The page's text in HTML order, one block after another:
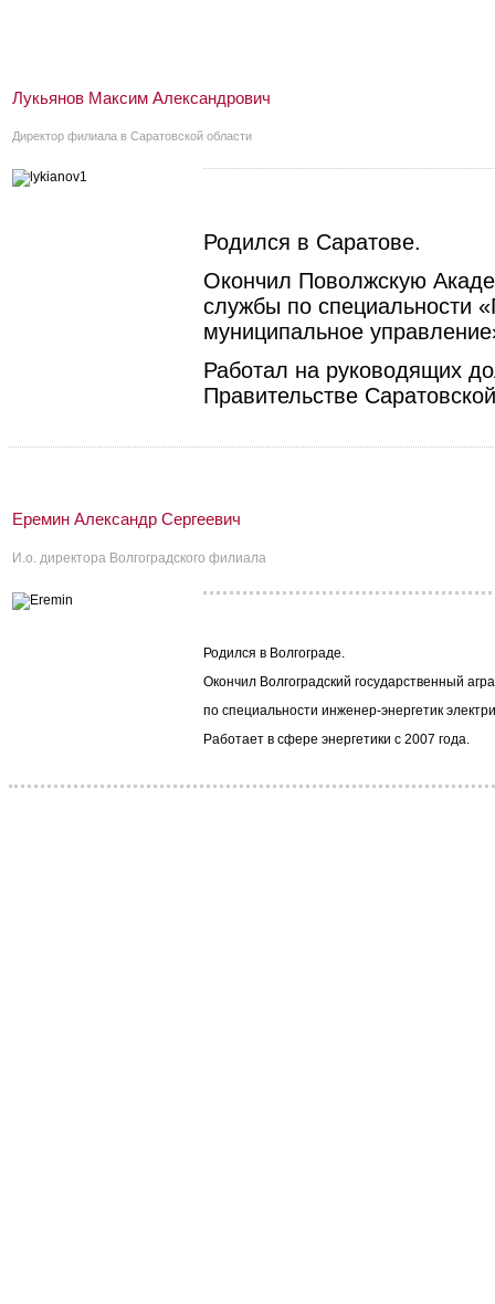
Лукьянов Максим Александрович
Директор филиала в Саратовской области
Родился в Саратове.
Окончил Поволжскую
службы по специальности
муниципальное
Работал на руководящих
Правительстве
Еремин Александр Сергеевич
И.о. директора Волгоградского филиала
Родился в Волгограде.
Окончил Волгоградский государственный
по специальности инженер-энергетик
Работает в сфере энергетики с 2007 года.